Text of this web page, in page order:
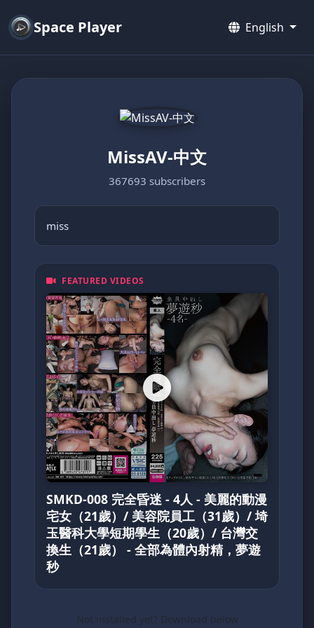
Space Player English
MissAV-中文
367693 subscribers
miss
FEATURED VIDEOS
SMKD-008 完全昏迷 - 4人 - 美麗的動漫
宅女（21歲）/ 美容院員工（31歲）/ 埼
玉醫科大學短期學生（20歲）/ 台灣交
換生（21歲） - 全部為體內射精，夢遊
秒
Not installed yet? Download below